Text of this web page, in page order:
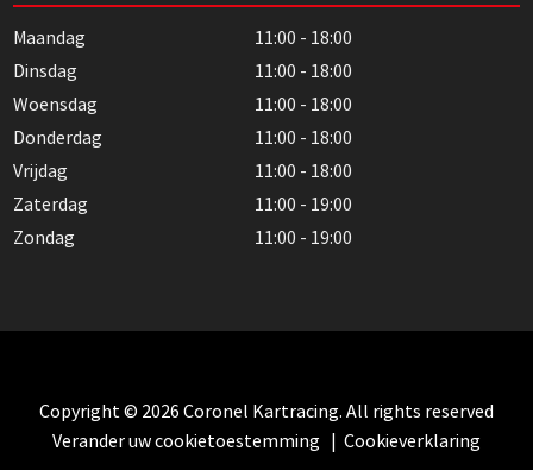
Maandag
11:00 - 18:00
Dinsdag
11:00 - 18:00
Woensdag
11:00 - 18:00
Donderdag
11:00 - 18:00
Vrijdag
11:00 - 18:00
Zaterdag
11:00 - 19:00
Zondag
11:00 - 19:00
Copyright © 2026 Coronel Kartracing. All rights reserved
Verander uw cookietoestemming | Cookieverklaring